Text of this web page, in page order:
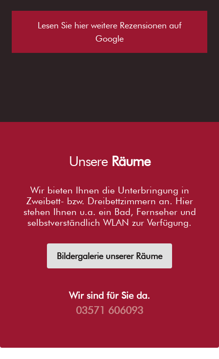
Lesen Sie hier weitere Rezensionen auf
Google
Unsere Räume
Wir bieten Ihnen die Unterbringung in
Zweibett- bzw. Dreibettzimmern an. Hier
stehen Ihnen u.a. ein Bad, Fernseher und
selbstverständlich WLAN zur Verfügung.
Bildergalerie unserer Räume
Wir sind für Sie da.
03571 606093